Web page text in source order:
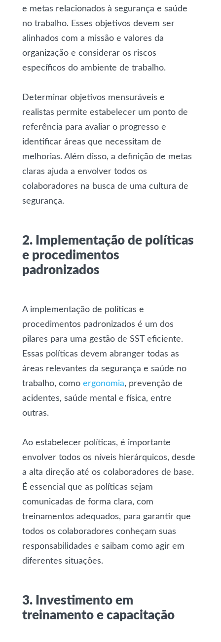
e metas relacionados à segurança e saúde
no trabalho. Esses objetivos devem ser
alinhados com a missão e valores da
organização e considerar os riscos
específicos do ambiente de trabalho.
Determinar objetivos mensuráveis e
realistas permite estabelecer um ponto de
referência para avaliar o progresso e
identificar áreas que necessitam de
melhorias. Além disso, a definição de metas
claras ajuda a envolver todos os
colaboradores na busca de uma cultura de
segurança.
2. Implementação de políticas
e procedimentos
padronizados
A implementação de políticas e
procedimentos padronizados é um dos
pilares para uma gestão de SST eficiente.
Essas políticas devem abranger todas as
áreas relevantes da segurança e saúde no
trabalho, como ergonomia, prevenção de
acidentes, saúde mental e física, entre
outras.
Ao estabelecer políticas, é importante
envolver todos os níveis hierárquicos, desde
a alta direção até os colaboradores de base.
É essencial que as políticas sejam
comunicadas de forma clara, com
treinamentos adequados, para garantir que
todos os colaboradores conheçam suas
responsabilidades e saibam como agir em
diferentes situações.
3. Investimento em
treinamento e capacitação